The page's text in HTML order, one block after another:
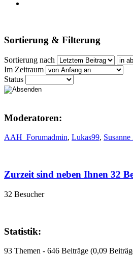
Sortierung & Filterung
Sortierung nach
Im Zeitraum
Status
Moderatoren:
AAH_Forumadmin, Lukas99,
Zurzeit sind neben Ihnen 32
32 Besucher
Statistik:
93 Themen - 646 Beiträge (0,09